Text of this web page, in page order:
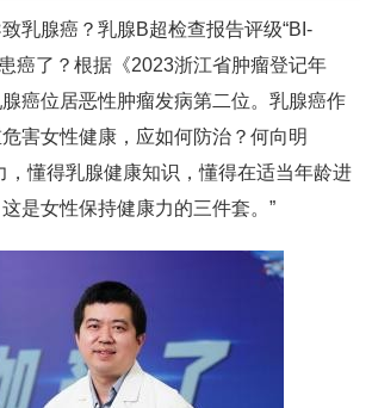
乳腺癌？乳腺B超检查报告评级“BI-
癌了？根据《2023浙江省肿瘤登记年
癌位居恶性肿瘤发病第二位。乳腺癌作
害女性健康，应如何防治？何向明
，懂得乳腺健康知识，懂得在适当年龄进
是女性保持健康力的三件套。”